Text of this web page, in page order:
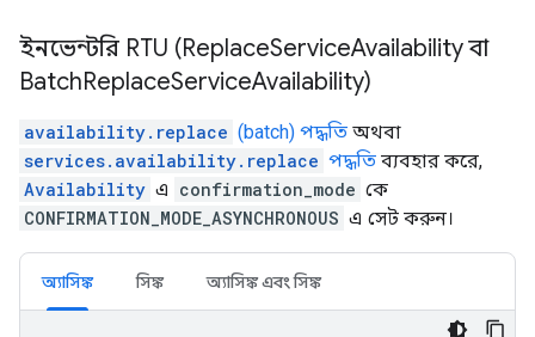
ইনভেন্টরি RTU (ReplaceServiceAvailability বা
BatchReplaceServiceAvailability)
availability.replace (batch) পদ্ধতি অথবা
services.availability.replace পদ্ধতি ব্যবহার করে,
Availability এ confirmation_mode কে
CONFIRMATION_MODE_ASYNCHRONOUS এ সেট করুন।
অ্যাসিঙ্ক সিঙ্ক অ্যাসিঙ্ক এবং সিঙ্ক